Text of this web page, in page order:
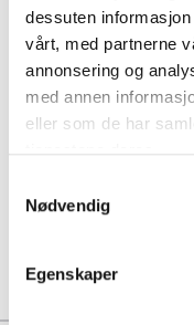
dessuten
vårt, med partnerne
annonsering og
med annen
eller som de har
Nødvendig
Egenskaper
Fastsatt
Stadio
Meazza,